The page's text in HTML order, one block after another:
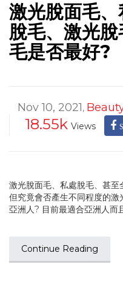
激光脫面毛
脫毛、激光
毛是否最好?
Nov 10, 2021,
18.55k Views
激光脫面毛、私處脫毛、甚至
但究竟會否產生不同程度的
亞洲人? 目前最適合亞洲人而
Continue Reading